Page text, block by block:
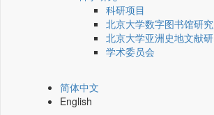
科研项目
北京大学数字图书馆研
北京大学亚洲史地文献
学术委员会
简体中文
English